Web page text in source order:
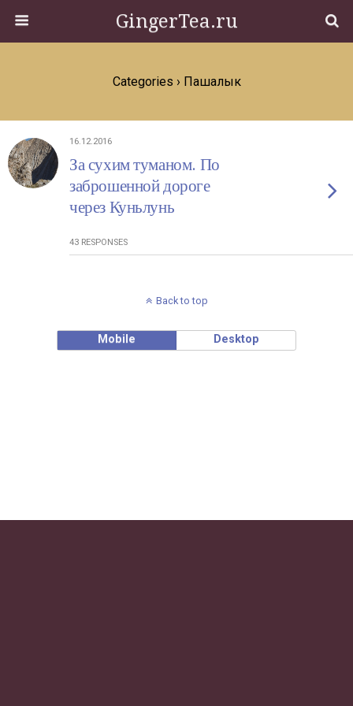
GingerTea.ru
Categories › Пашалык
16.12.2016
За сухим туманом. По
заброшенной дороге
через Куньлунь
43 RESPONSES
Back to top
Mobile Desktop